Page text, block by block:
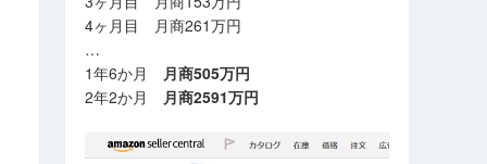
4ヶ月目 月商261万円
…
1年6か月 月商505万円
2年2か月 月商2591万円